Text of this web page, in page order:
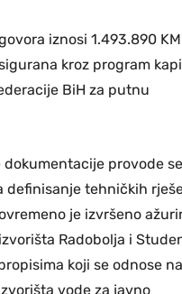
iznosi 1.493.890
kroz program
BiH za putnu
dokumentacije provode
definisanje tehničkih
je izvršeno
Radobolja i
koji se odnose
vode za javno